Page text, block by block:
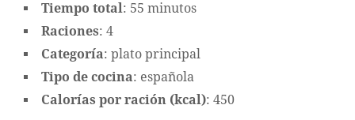
Tiempo total: 55 minutos
Raciones: 4
Categoría: plato principal
Tipo de cocina: española
Calorías por ración (kcal): 450